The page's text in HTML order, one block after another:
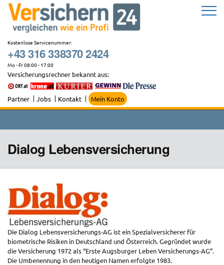
Zum
Inhalt
springen
Kostenlose Servicenummer:
+43 316 338370 2424
Mo - Fr 08:00 - 17:00
Versicherungsrechner bekannt aus:
Partner Jobs Kontakt Mein Konto
Dialog Lebensversicherung
Die Dialog Lebensversicherungs-AG ist ein Spezialversicherer für
biometrische Risiken in Deutschland und Österreich. Gegründet wurde
die Versicherung 1972 als “Erste Augsburger Leben Versicherungs-AG”.
Die Umbenennung in den heutigen Namen erfolgte 1983.